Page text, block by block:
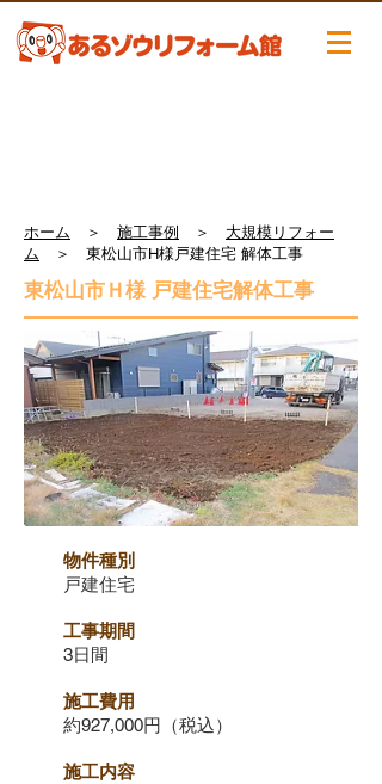
ホーム ＞ 施工事例 ＞ 大規模リフォー
ム ＞ 東松山市H様戸建住宅 解体工事
東松山市Ｈ様 戸建住宅解体工事
物件種別
戸建住宅
工事期間
3日間
施工費用
約927,000円（税込）
施工内容